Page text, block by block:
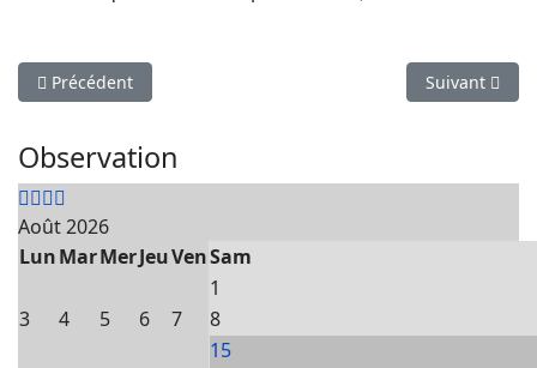
Article précédent : Fête de l'école de la Bâthie
Précédent Article
Suivant
Observation
Août 2026
LunMarMerJeuVenSam
1
3
4 5 6 7 8
15